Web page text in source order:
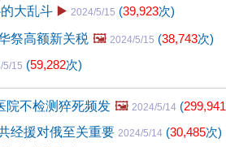
大乱斗 ▶️ 2024/5/15 (39,923次)
祭高额新关税 🖼️ 2024/5/15 (38,743次)
5/15 (59,282次)
院不检测猝死频发 🖼️ 2024/5/14 (299,941
经援对俄至关重要 2024/5/14 (30,485次)